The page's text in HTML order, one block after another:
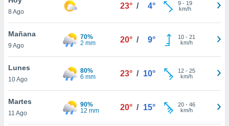
y
en
más
de
8 Ago
23° / 4° 9- 19
km/h
Mañana
9 Ago
70%
2 mm
20° / 9° 10- 21
km/h
Lunes
10 Ago
80%
6 mm
23° / 10° 12- 25
km/h
Martes
11 Ago
90%
12 mm
20° / 15° 20- 46
km/h